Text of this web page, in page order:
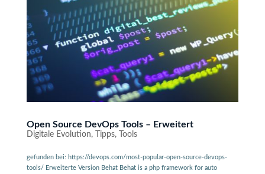
Open Source DevOps Tools – Erweitert
Digitale Evolution, Tipps, Tools
gefunden bei: https://devops.com/most-popular-open-source-devops-
tools/ Erweiterte Version Behat Behat is a php framework for auto